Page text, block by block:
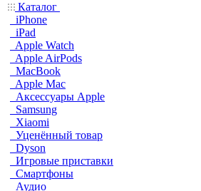
Каталог
iPhone
iPad
Apple Watch
Apple AirPods
MacBook
Apple Mac
Аксессуары Apple
Samsung
Xiaomi
Уценённый товар
Dyson
Игровые приставки
Смартфоны
Аудио